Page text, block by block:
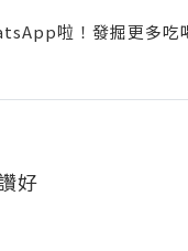
啦！發掘更多吃
好